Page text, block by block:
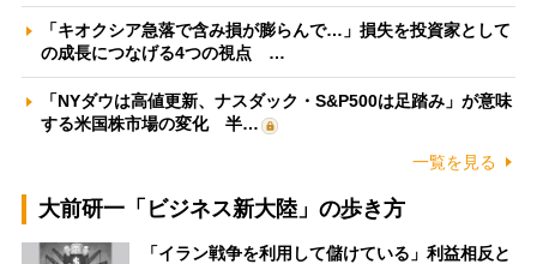
「キオクシア急落で含み損が膨らんで…」損失を投資家として
の成長につなげる4つの視点 …
「NYダウは高値更新、ナスダック・S&P500は足踏み」が意味
する米国株市場の変化 半…
一覧を見る
大前研一「ビジネス新大陸」の歩き方
「イラン戦争を利用して儲けている」利益相反と